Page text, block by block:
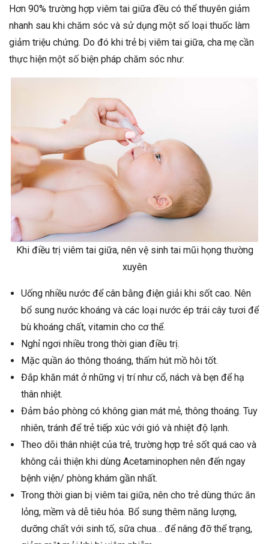
Hơn 90% trường hợp viêm tai giữa đều có thể thuyên giảm
nhanh sau khi chăm sóc và sử dụng một số loại thuốc làm
giảm triệu chứng. Do đó khi trẻ bị viêm tai giữa, cha mẹ cần
thực hiện một số biện pháp chăm sóc như:
Khi điều trị viêm tai giữa, nên vệ sinh tai mũi họng thường
xuyên
Uống nhiều nước để cân bằng điện giải khi sốt cao. Nên
bổ sung nước khoáng và các loại nước ép trái cây tươi để
bù khoáng chất, vitamin cho cơ thể.
Nghỉ ngơi nhiều trong thời gian điều trị.
Mặc quần áo thông thoáng, thấm hút mồ hôi tốt.
Đắp khăn mát ở những vị trí như cổ, nách và bẹn để hạ
thân nhiệt.
Đảm bảo phòng có không gian mát mẻ, thông thoáng. Tuy
nhiên, tránh để trẻ tiếp xúc với gió và nhiệt độ lạnh.
Theo dõi thân nhiệt của trẻ, trường hợp trẻ sốt quá cao và
không cải thiện khi dùng Acetaminophen nên đến ngay
bệnh viện/ phòng khám gần nhất.
Trong thời gian bị viêm tai giữa, nên cho trẻ dùng thức ăn
lỏng, mềm và dễ tiêu hóa. Bổ sung thêm năng lượng,
dưỡng chất với sinh tố, sữa chua… để nâng đỡ thể trạng,